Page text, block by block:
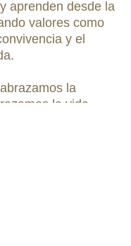
aprenden desde la
valores como
y el
la
la vida.